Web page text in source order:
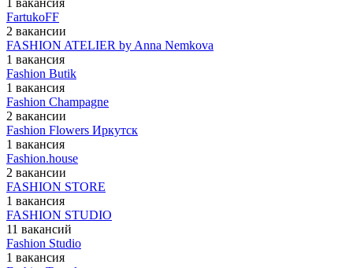
1 вакансия
FartukoFF
2 вакансии
FASHION ATELIER by Anna Nemkova
1 вакансия
Fashion Butik
1 вакансия
Fashion Champagne
2 вакансии
Fashion Flowers Иркутск
1 вакансия
Fashion.house
2 вакансии
FASHION STORE
1 вакансия
FASHION STUDIO
11 вакансий
Fashion Studio
1 вакансия